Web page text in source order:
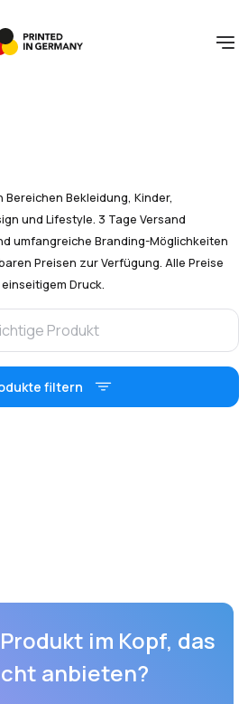
Bereichen Bekleidung, Kinder,
und Lifestyle. 3 Tage Versand
umfangreiche Branding-Möglichkeiten
Preisen zur Verfügung. Alle Preise
Druck.
filtern
im Kopf, das
anbieten?